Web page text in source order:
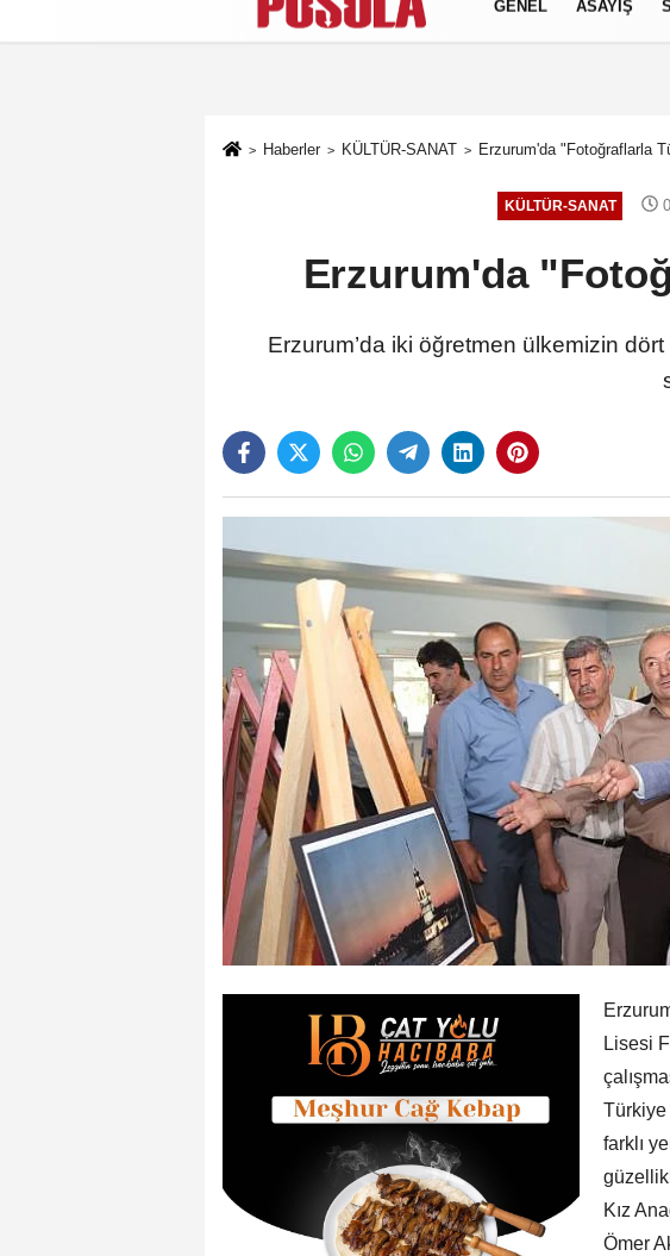
Künye İletişim Gizlilik Politikası
GENEL ASAYİŞ
Haberler KÜLTÜR-SANAT Erzurum'da "Fotoğraflarla
KÜLTÜR-SANAT
Erzurum'da
Erzurum’da iki öğretmen ülkemizin
Lisesi
Türkiye
farklı
Kız
Ömer